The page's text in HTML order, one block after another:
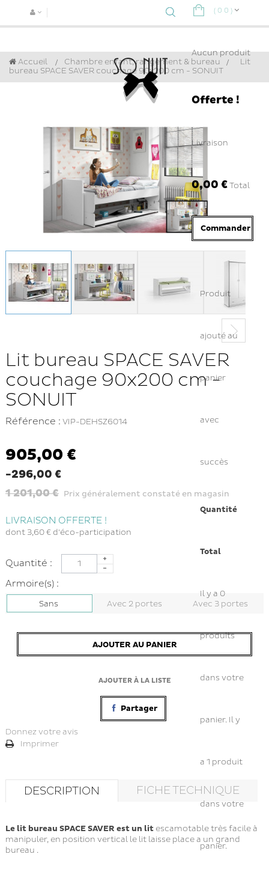
( 0 0 )
Aucun produit
Offerte !
Livraison
0,00 €Total
Commander
Produit
ajouté au
panier
avec
succès
Quantité
Total
Il y a 0
produits
dans votre
panier. Il y
a 1 produit
dans votre
panier.
Accueil Chambre enfant, rangement & bureau >
Lit
bureau SPACE SAVER couchage 90x200 cm - SONUIT
Lit bureau SPACE SAVER
couchage 90x200 cm -
SONUIT
Référence : VIP-DEHSZ6014
905,00 €
-296,00 €
1 201,00 € Prix généralement constaté en magasin
LIVRAISON OFFERTE !
dont 3,60 € d'éco-participation
Quantité :
Armoire(s) :
Sans Avec 2 portes Avec 3 portes
AJOUTER AU PANIER
AJOUTER À LA LISTE
Partager
Donnez votre avis
Imprimer
DESCRIPTION FICHE TECHNIQUE
Le lit bureau SPACE SAVER est un litescamotable très facile à
manipuler, en position vertical le lit laisse place a un grand
bureau .